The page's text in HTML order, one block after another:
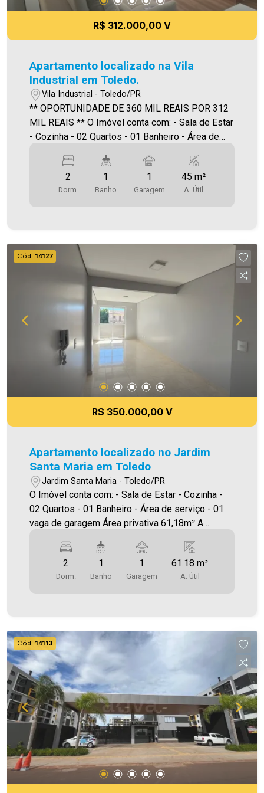
encontrar o seu novo lar É AGORA! Imobiliária
Ativa, sinta-se em casa!
R$ 312.000,00 V
Apartamento localizado na Vila
Industrial em Toledo.
Vila Industrial - Toledo/PR
** OPORTUNIDADE DE 360 MIL REAIS POR 312
MIL REAIS ** O Imóvel conta com: - Sala de Estar
- Cozinha - 02 Quartos - 01 Banheiro - Área de
aproximadamente 45,00m² Condomínio conta
com : Piscina, academia, quadra, salão de festas,
mercado interno e segurança. A Imobiliária Ativa
Aproveite essa oportunidade, agende uma visita!
Imobiliária Ativa | Sinta-se em casa! - As
informações aqui prestadas são verdadeiras,
todavia, reservamo-nos o direito de corrigir
qualquer erro de digitação e/ou ortografia, bem
como alteração dos preços e imagens. Fotos
meramente ilustrativas
2
Dorm.
1
Banho
1
Garagem
45 m²
A. Útil
Cód. 14127
R$ 350.000,00 V
Apartamento localizado no Jardim
Santa Maria em Toledo
Jardim Santa Maria - Toledo/PR
O Imóvel conta com: - Sala de Estar - Cozinha -
02 Quartos - 01 Banheiro - Área de serviço - 01
vaga de garagem Área privativa 61,18m² A
carteiras de imóveis administrados da cidade,
atuando com excelência tanto na locação quanto
na venda. Aproveite essa oportunidade, agende
qualquer erro de digitação e/ou ortografia, bem
como alteração dos preços e imagens. Fotos
meramente ilustrativas
2
Dorm.
1
Banho
1
Garagem
61.18 m²
A. Útil
Cód. 14113